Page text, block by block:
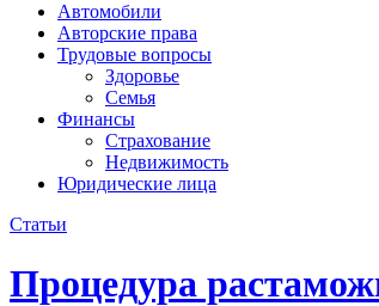
Автомобили
Авторские права
Трудовые вопросы
Здоровье
Семья
Финансы
Страхование
Недвижимость
Юридические лица
Статьи
Процедура